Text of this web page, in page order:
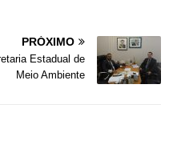
PRÓXIMO
Estadual de
Meio Ambiente